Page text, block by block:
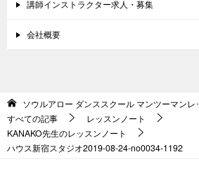
講師インストラクター求人・募集
会社概要
ソウルアロー ダンススクール マンツーマンレ
すべての記事
レッスンノート
KANAKO先生のレッスンノート
ハウス新宿スタジオ2019-08-24-no0034-1192